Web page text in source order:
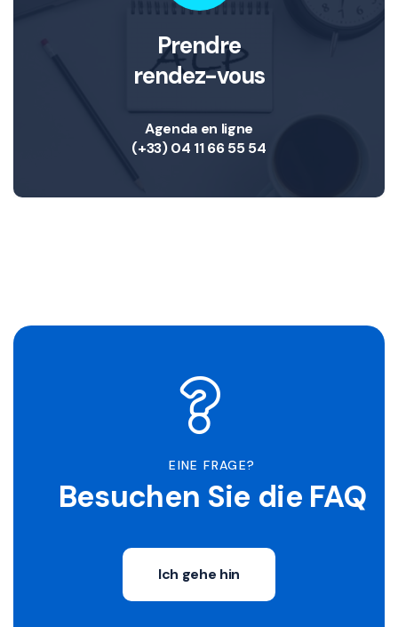
Prendre
rendez-vous
Agenda en ligne
(+33) 04 11 66 55 54
EINE FRAGE?
Besuchen Sie die FAQ
Ich gehe hin